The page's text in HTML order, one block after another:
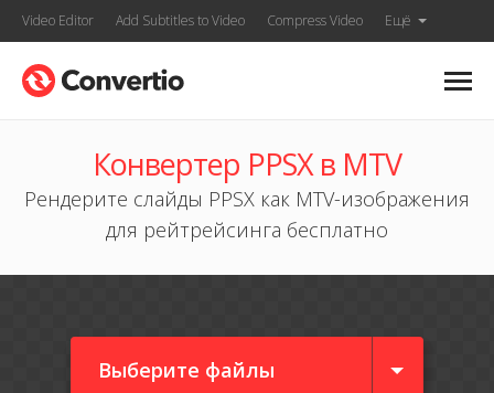
Video Editor Add Subtitles to Video Compress Video Ещё
Конвертер PPSX в MTV
Рендерите слайды PPSX как MTV-изображения
для рейтрейсинга бесплатно
Выберите файлы